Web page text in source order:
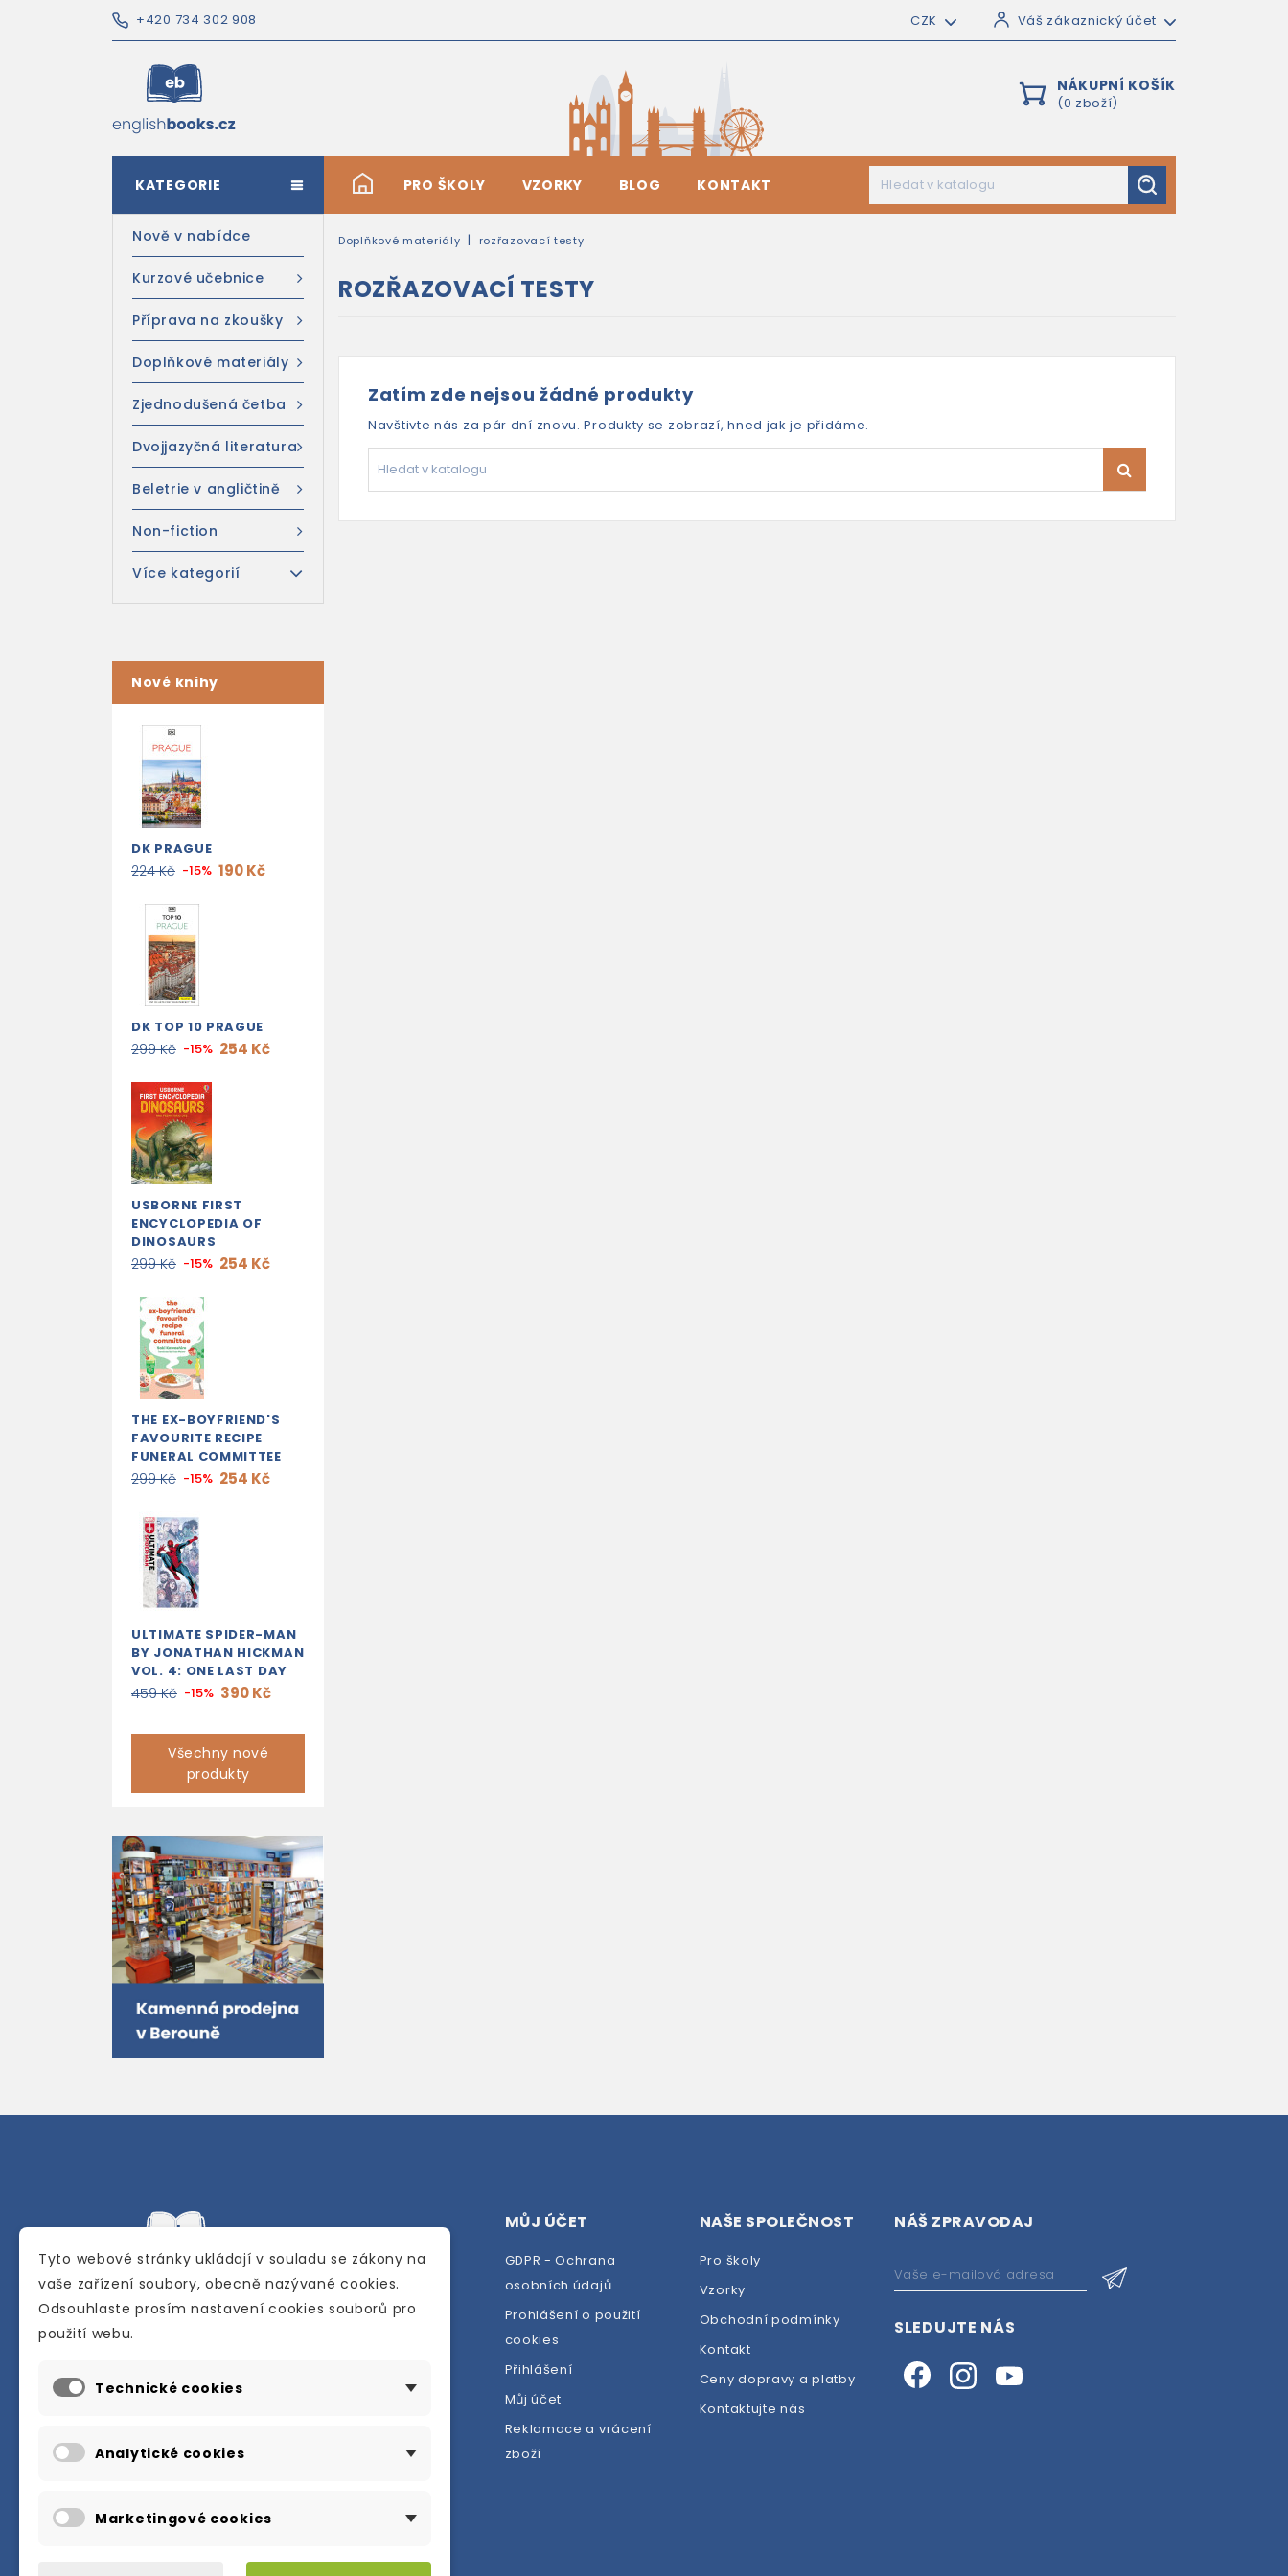
+420 734 302 908 CZK Váš zákaznický účet
NÁKUPNÍ KOŠÍK
(0 zboží)
# PRO ŠKOLY VZORKY BLOG KONTAKT
KATEGORIE
Nově v nabídce
Kurzové učebnice
Příprava na zkoušky
Doplňkové materiály
Zjednodušená četba
Dvojjazyčná literatura
Beletrie v angličtině
Non-fiction
Více kategorií
Nové knihy
DK PRAGUE
224 Kč -15% 190 Kč
DK TOP 10 PRAGUE
299 Kč -15% 254 Kč
USBORNE FIRST
ENCYCLOPEDIA OF
DINOSAURS
299 Kč -15% 254 Kč
THE EX-BOYFRIEND'S
FAVOURITE RECIPE
FUNERAL COMMITTEE
299 Kč -15% 254 Kč
ULTIMATE SPIDER-MAN
BY JONATHAN HICKMAN
VOL. 4: ONE LAST DAY
459 Kč -15% 390 Kč
Všechny nové
produkty
Doplňkové materiály rozřazovací testy
ROZŘAZOVACÍ TESTY
Zatím zde nejsou žádné produkty
Navštivte nás za pár dní znovu. Produkty se zobrazí, hned jak je přidáme.
Internetové a kamenné knihkupectví se
anglického jazyka.
Karly Machové 48 Beroun 266 01
info@englishbooks.cz
MŮJ ÚČET
GDPR - Ochrana
osobních údajů
Prohlášení o použití
cookies
Přihlášení
Můj účet
Reklamace a vrácení
zboží
NAŠE SPOLEČNOST
Pro školy
Vzorky
Obchodní podmínky
Kontakt
Ceny dopravy a platby
Kontaktujte nás
NÁŠ ZPRAVODAJ
SLEDUJTE NÁS
Tyto webové stránky ukládají v souladu se zákony na
vaše zařízení soubory, obecně nazývané cookies.
Odsouhlaste prosím nastavení cookies souborů pro
použití webu.
Technické cookies
Analytické cookies
Marketingové cookies